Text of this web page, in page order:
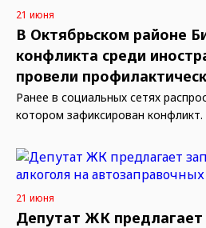
21 июня
В Октябрьском районе
конфликта среди
провели
Ранее в социальных сетях
котором зафиксирован конфликт.
21 июня
Депутат ЖК предлагает